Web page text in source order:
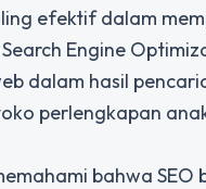
efektif dalam
Search Engine
dalam hasil
perlengkapan
bahwa